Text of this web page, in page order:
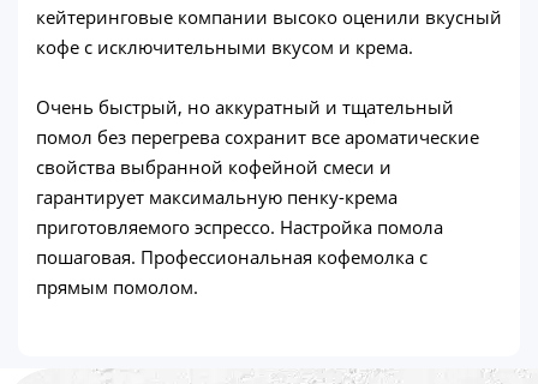
кейтеринговые компании высоко оценили вкусный
кофе с исключительными вкусом и крема.
Очень быстрый, но аккуратный и тщательный
помол без перегрева сохранит все ароматические
свойства выбранной кофейной смеси и
гарантирует максимальную пенку-крема
приготовляемого эспрессо. Настройка помола
пошаговая. Профессиональная кофемолка с
прямым помолом.